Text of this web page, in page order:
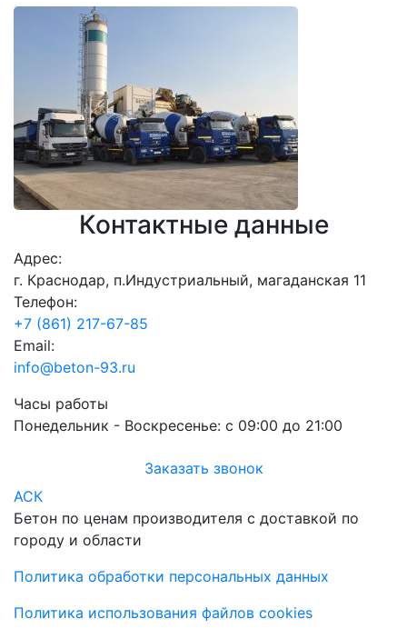
Контактные данные
Адрес:
г. Краснодар, п.Индустриальный, магаданская 11
Телефон:
+7 (861) 217-67-85
Email:
info@beton-93.ru
Часы работы
Понедельник - Воскресенье: с 09:00 до 21:00
Заказать звонок
АСК
Бетон по ценам производителя с доставкой по
городу и области
Политика обработки персональных данных
Политика использования файлов cookies